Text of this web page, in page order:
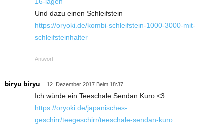
Und dazu einen Schleifstein
https://oryoki.de/kombi-schleifstein-1000-3000-mit-
schleifsteinhalter
Antwort
biryu biryu 12. Dezember 2017 Beim 18:37
Ich würde ein Teeschale Sendan Kuro <3
https://oryoki.de/japanisches-
geschirr/teegeschirr/teeschale-sendan-kuro